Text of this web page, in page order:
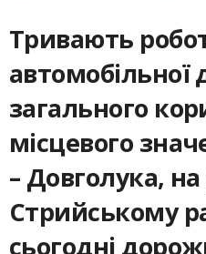
Тривають
автомобільної
загального
місцевого
– Довголука,
Стрийському
сьогодні